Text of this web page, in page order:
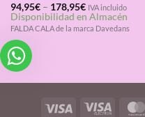
Valorado
con5.00
de 5
94,95€– 178,95€ IVA incluido
Disponibilidad en Almacén
FALDA CALA de la marca Davedans